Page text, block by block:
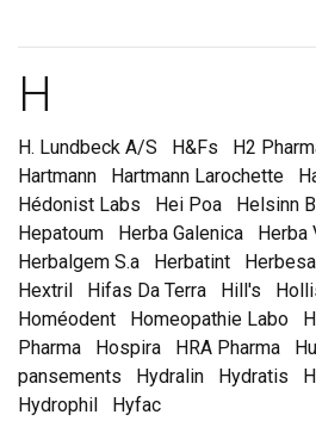
Marques et
H
H. Lundbeck A/S H&Fs H2
Hartmann
Hartmann Larochette
Hédonist Labs
Hei Poa
Helsinn
Hepatoum
Herba Galenica Herba
Herbalgem S.a
Herbatint
Hextril
Hifas Da Terra Hill's
Homéodent
Homeopathie Labo
Pharma
Hospira HRA Pharma
pansements
Hydralin Hydratis
Hydrophil
Hyfac